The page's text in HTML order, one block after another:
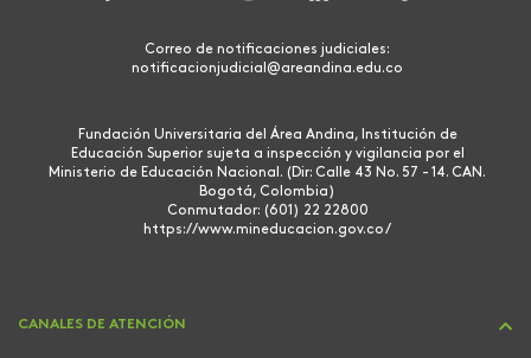
Correo de notificaciones judiciales:
notificacionjudicial@areandina.edu.co
Fundación Universitaria del Área Andina, Institución de
Educación Superior sujeta a inspección y vigilancia por el
Ministerio de Educación Nacional. (Dir: Calle 43 No. 57 - 14. CAN.
Bogotá, Colombia)
Conmutador: (601) 22 22800
https://www.mineducacion.gov.co/
CANALES DE ATENCIÓN